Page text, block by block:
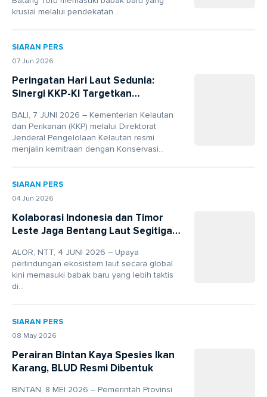
krusial melalui pendekatan...
SIARAN PERS
07 Jun 2026
Peringatan Hari Laut Sedunia:
Sinergi KKP-KI Targetkan
Sumatra hingga Papua
BALI, 7 JUNI 2026 – Kementerian Kelautan
dan Perikanan (KKP) melalui Direktorat
Jenderal Pengelolaan Kelautan resmi
menjalin kemitraan dengan Konservasi...
SIARAN PERS
04 Jun 2026
Kolaborasi Indonesia dan Timor
Leste Jaga Bentang Laut Segitiga
ALOR, NTT, 4 JUNI 2026 – Upaya
perlindungan ekosistem laut secara global
kini memasuki babak baru yang lebih taktis
di...
SIARAN PERS
08 May 2026
Perairan Bintan Kaya Spesies Ikan
Karang, BLUD Resmi Dibentuk
BINTAN, 8 MEI 2026 – Pemerintah Provinsi